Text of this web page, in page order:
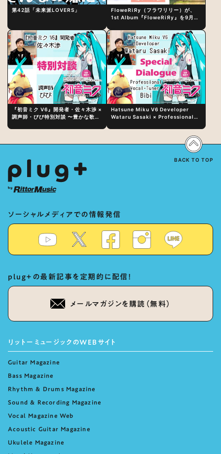
第42話「未来派LOVERS」
FloweRiЯy（フラワリリー）が、
1st Album『FloweRiЯy』を9月23
『初音ミク V6』開発者・佐々木渉 ×
調声師・びび特別対談 〜豊かな歌声
Hatsune Miku V6 Developer
Wataru Sasaki × Professional
Vocal Expression Lies in “Love
for the singing characters” and
ソーシャルメディアでの情報発信
plug+の最新記事を定期的に配信！
メールマガジンを購読（無料）
リットーミュージックのWEBサイト
Guitar Magazine
Bass Magazine
Rhythm & Drums Magazine
Sound & Recording Magazine
Vocal Magazine Web
Acoustic Guitar Magazine
Ukulele Magazine
BACK TO TOP